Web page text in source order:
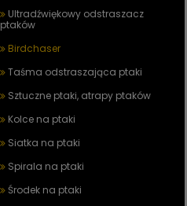
Ultradźwiękowy odstraszacz
ptaków
Birdchaser
Taśma odstraszająca ptaki
Sztuczne ptaki, atrapy ptaków
Kolce na ptaki
Siatka na ptaki
Spirala na ptaki
Środek na ptaki